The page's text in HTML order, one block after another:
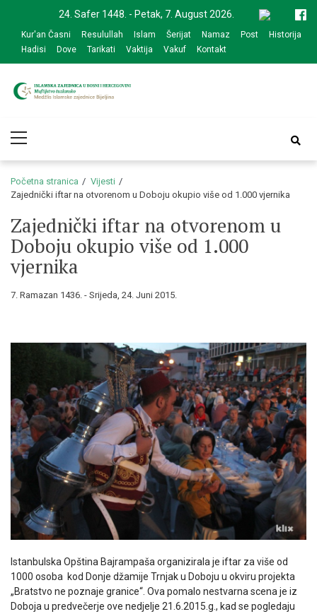
navigation
content
24. Safer 1448. - Petak, 7. August 2026.
Kur'an Časni Resulullah Islam Šerijat Namaz Post
Historija
Hadisi
Dove Tarikati Vaktija Vakuf Kontakt
zajednice Bijeljina
Menu
Početna stranica
Vijesti
Zajednički iftar na otvorenom u Doboju okupio više od 1.000 vjernika
Zajednički iftar na otvorenom u
Doboju okupio više od 1.000
vjernika
7. Ramazan 1436. - Srijeda, 24. Juni 2015.
Istanbulska Opština Bajrampaša organizirala je iftar za više od
1000 osoba kod Donje džamije Trnjak u Doboju u okviru projekta
„Bratstvo ne poznaje granice“. Ova pomalo nestvarna scena je iz
Doboja u predvečerje ove nedjelje 21.6.2015.g., kad se pogledaju